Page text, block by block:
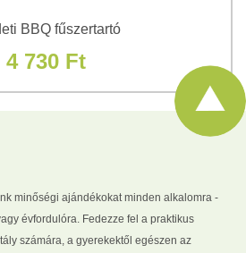
BBQ fűszertartó
4 730 Ft
minőségi ajándékokat minden alkalomra -
évfordulóra. Fedezze fel a praktikus
számára, a gyerekektől egészen az